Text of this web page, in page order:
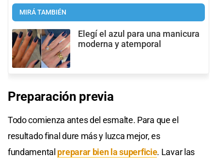
MIRÁ TAMBIÉN
Elegí el azul para una manicura
moderna y atemporal
Preparación previa
Todo comienza antes del esmalte. Para que el
resultado final dure más y luzca mejor, es
fundamental preparar bien la superficie. Lavar las